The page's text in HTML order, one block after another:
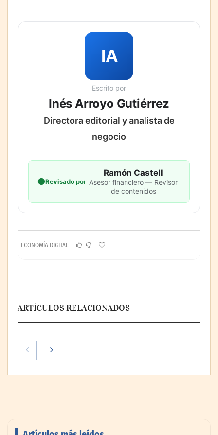
IA
Escrito por
Inés Arroyo Gutiérrez
Directora editorial y analista de
negocio
Revisado por
Ramón Castell
Asesor financiero — Revisor
de contenidos
ECONOMÍA DIGITAL
ARTÍCULOS RELACIONADOS
Theriva™ Biologics anuncia que se ha
administrado la primera dosis a un